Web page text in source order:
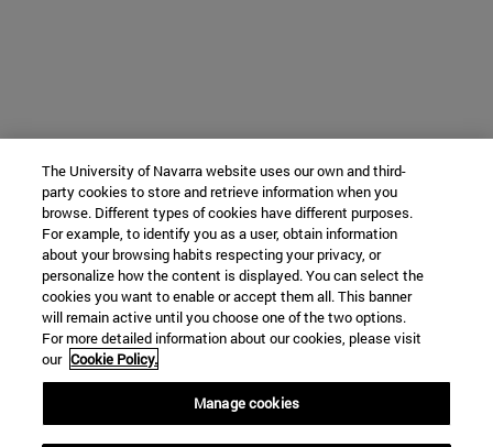
The University of Navarra website uses our own and third-
party cookies to store and retrieve information when you
browse. Different types of cookies have different purposes.
For example, to identify you as a user, obtain information
about your browsing habits respecting your privacy, or
personalize how the content is displayed. You can select the
cookies you want to enable or accept them all. This banner
will remain active until you choose one of the two options.
For more detailed information about our cookies, please visit
our Cookie Policy.
Manage cookies